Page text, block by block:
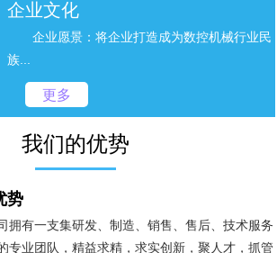
企业文化
企业愿景：将企业打造成为数控机械行业民
族...
更多
我们的优势
势
拥有一支集研发、制造、销售、售后、技术服务
专业团队，精益求精，求实创新，聚人才，抓管